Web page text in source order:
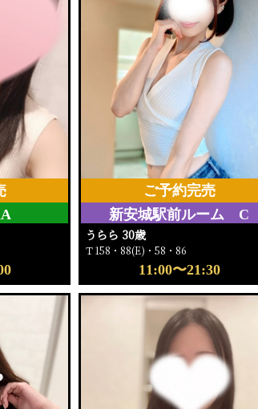
新安城駅前ルーム C
ご予約完売
うらら 30歳
Ｔ158・88(E)・58・86
11:00〜21:30